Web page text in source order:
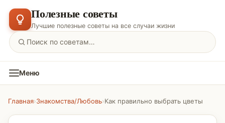
Полезные советы
Лучшие полезные советы на все случаи жизни
Меню
Главная›Знакомства/Любовь›Как правильно выбрать цветы